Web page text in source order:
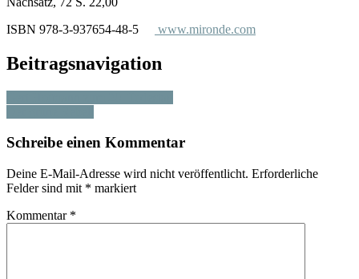
ISBN 978-3-937654-48-5
www.mironde.com
Beitragsnavigation
Schreibe einen Kommentar
Deine E-Mail-Adresse wird nicht veröffentlicht. Erforderliche
Felder sind mit * markiert
Kommentar *